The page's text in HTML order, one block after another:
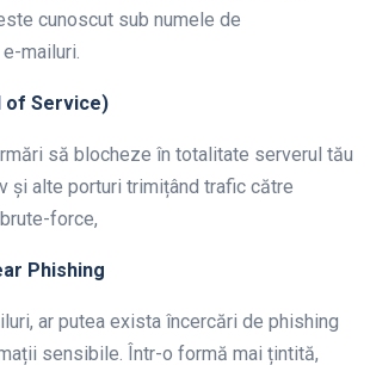
cunoscut sub numele de
mailuri.
of Service)
să blocheze în totalitate serverul tău
și alte porturi trimițând trafic către
force,
Phishing
ar putea exista încercări de phishing
sensibile. Într-o formă mai țintită,